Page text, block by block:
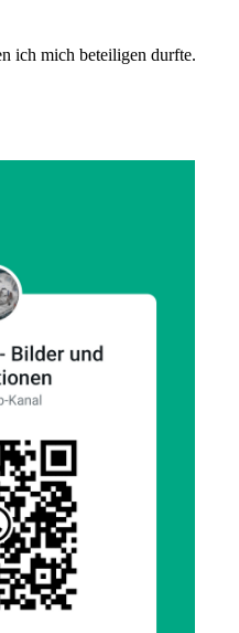
ich mich beteiligen durfte.